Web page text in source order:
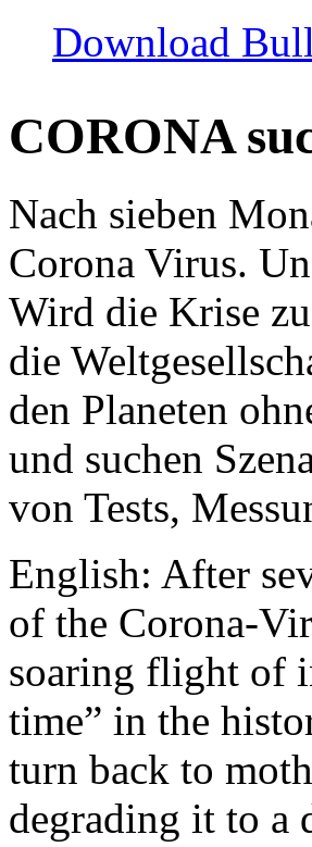
Download
CORONA
Nach sieben
Corona Virus.
Wird die Krise
die
den Planeten
und suchen
von Tests,
English: After
of the Corona-
soaring flight of
time” in the
turn back to
degrading it to a